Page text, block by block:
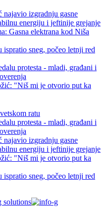
izgradnju gasne
energiju i jeftinije grejanje
Gasna elektrana kod Niša
ispratio sneg, počeo letnji red
protesta - mladi, građani i
"Niš mi je otvorio put ka
ratu
protesta - mladi, građani i
izgradnju gasne
energiju i jeftinije grejanje
"Niš mi je otvorio put ka
ispratio sneg, počeo letnji red